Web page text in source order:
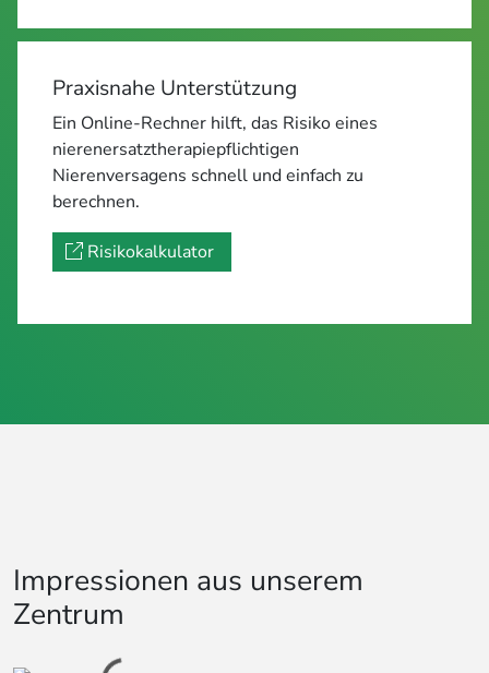
Praxisnahe Unterstützung
Ein Online-Rechner hilft, das Risiko eines
nierenersatztherapiepflichtigen
Nierenversagens schnell und einfach zu
berechnen.
Risikokalkulator
Impressionen aus unserem
Zentrum